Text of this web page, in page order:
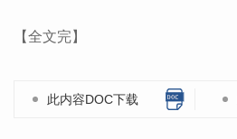
【全文完】
此内容DOC下载